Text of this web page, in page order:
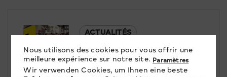
1
ACTUALITÉS
Savièse se prépare à une Fête-
Dieu record
Nous utilisons des cookies pour vous offrir une
meilleure expérience sur notre site. Paramètres
Wir verwenden Cookies, um Ihnen eine beste